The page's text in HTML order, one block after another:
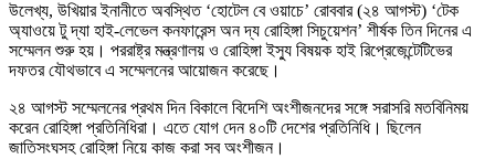
উলেখ্য, উখিয়ার ইনানীতে অবস্থিত ‘হোটেল বে ওয়াচে’ রোববার (২৪ আগস্ট) ‘টেক
অ্যাওয়ে টু দ্যা হাই-লেভেল কনফারেন্স অন দ্য রোহিঙ্গা সিচুয়েশন’ শীর্ষক তিন দিনের এ
সম্মেলন শুরু হয়। পররাষ্ট্র মন্ত্রণালয় ও রোহিঙ্গা ইস্যু বিষয়ক হাই রিপ্রেজেন্টেটিভের
দফতর যৌথভাবে এ সম্মেলনের আয়োজন করেছে।
২৪ আগস্ট সম্মেলনের প্রথম দিন বিকালে বিদেশি অংশীজনদের সঙ্গে সরাসরি মতবিনিময়
করেন রোহিঙ্গা প্রতিনিধিরা। এতে যোগ দেন ৪০টি দেশের প্রতিনিধি। ছিলেন
জাতিসংঘসহ রোহিঙ্গা নিয়ে কাজ করা সব অংশীজন।